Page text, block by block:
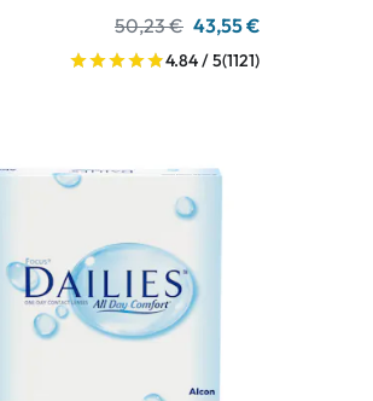
50,23 € 43,55 €
4.84 / 5(1121)